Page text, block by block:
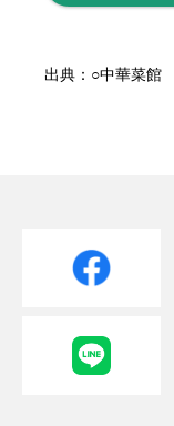
出典：○中華菜館